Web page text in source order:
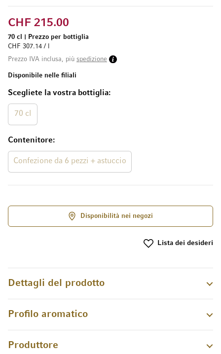
Scegliete la vostra bottiglia
70 cl
Contenitore
Confezione da 6 pezzi + astuccio
CHF 215.00
70 cl
Prezzo per bottiglia
CHF 307.14 / l
Prezzo IVA inclusa, più spedizione
Disponibile nelle filiali
Disponibilità nei negozi
Lista dei desideri
Dettagli del prodotto
Profilo aromatico
Produttore